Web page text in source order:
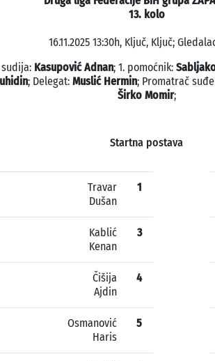
13. kolo
16.11.2025 13:30h, Ključ, Ključ;
Kasupović Adnan; 1. pomoćnik:
; Delegat: Muslić Hermin; Promatrač
Širko Momir;
Startna postava
Travar
Dušan
1
Kablić
Kenan
3
Čišija
Ajdin
4
Osmanović
Haris
5